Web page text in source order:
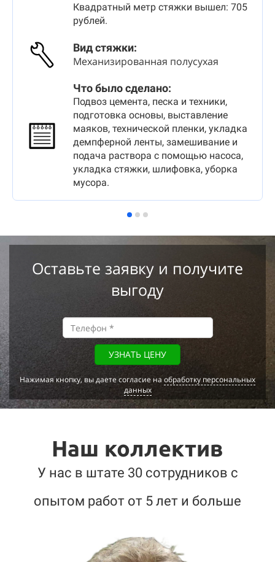
Квадратный метр стяжки вышел: 705
рублей.
Вид стяжки:
Механизированная полусухая
Что было сделано:
Подвоз цемента, песка и техники,
подготовка основы, выставление
маяков, технической пленки, укладка
демпферной ленты, замешивание и
подача раствора с помощью насоса,
укладка стяжки, шлифовка, уборка
мусора.
Оставьте заявку и получите
выгоду
УЗНАТЬ ЦЕНУ
Нажимая кнопку, вы даете согласие наобработку персональных
данных
Наш коллектив
У нас в штате 30 сотрудников с
опытом работ от 5 лет и больше